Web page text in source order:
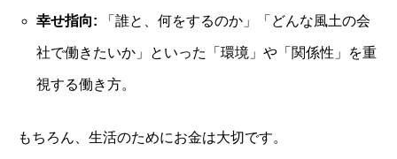
幸せ指向: 「誰と、何をするのか」「どんな風土の会
社で働きたいか」といった「環境」や「関係性」を重
視する働き方。
もちろん、生活のためにお金は大切です。